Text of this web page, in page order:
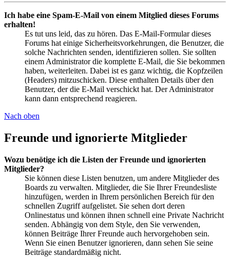
Ich habe eine Spam-E-Mail von einem Mitglied dieses Forums
erhalten!
Es tut uns leid, das zu hören. Das E-Mail-Formular dieses
Forums hat einige Sicherheitsvorkehrungen, die Benutzer, die
solche Nachrichten senden, identifizieren sollen. Sie sollten
einem Administrator die komplette E-Mail, die Sie bekommen
haben, weiterleiten. Dabei ist es ganz wichtig, die Kopfzeilen
(Headers) mitzuschicken. Diese enthalten Details über den
Benutzer, der die E-Mail verschickt hat. Der Administrator
kann dann entsprechend reagieren.
Nach oben
Freunde und ignorierte Mitglieder
Wozu benötige ich die Listen der Freunde und ignorierten
Mitglieder?
Sie können diese Listen benutzen, um andere Mitglieder des
Boards zu verwalten. Mitglieder, die Sie Ihrer Freundesliste
hinzufügen, werden in Ihrem persönlichen Bereich für den
schnellen Zugriff aufgelistet. Sie sehen dort deren
Onlinestatus und können ihnen schnell eine Private Nachricht
senden. Abhängig von dem Style, den Sie verwenden,
können Beiträge Ihrer Freunde auch hervorgehoben sein.
Wenn Sie einen Benutzer ignorieren, dann sehen Sie seine
Beiträge standardmäßig nicht.